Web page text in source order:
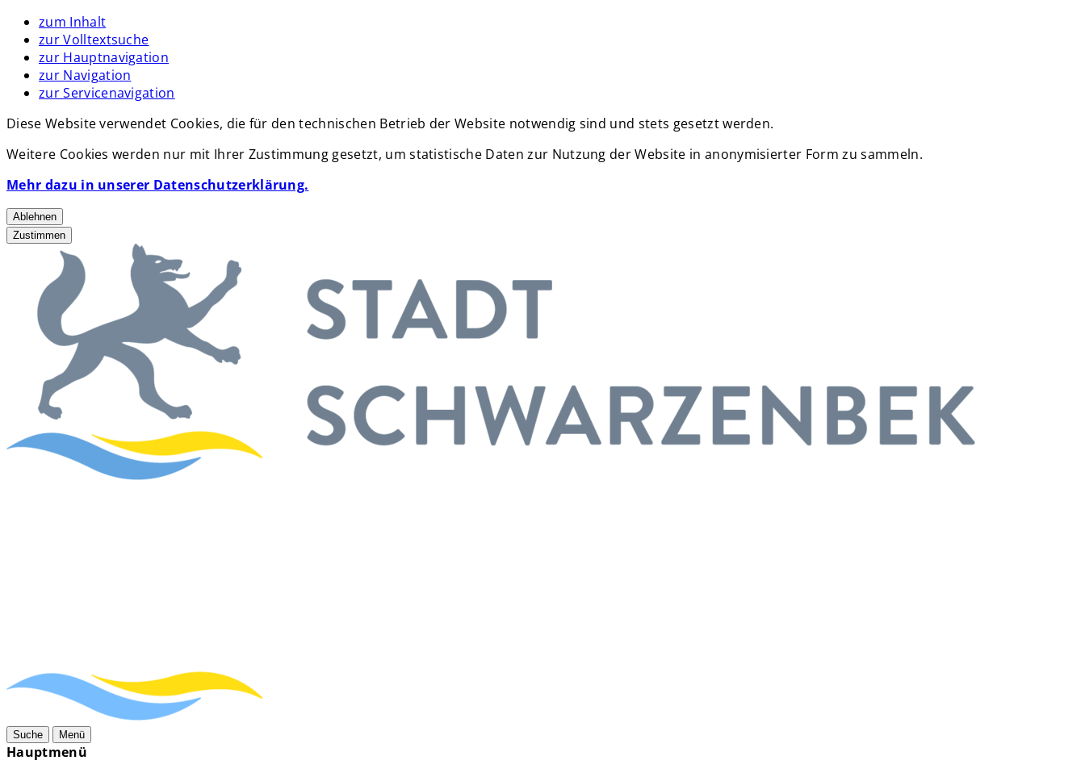
zum Inhalt
zur Volltextsuche
zur Hauptnavigation
zur Navigation
zur Servicenavigation
Diese Website verwendet Cookies, die für den technischen Betrieb der Website notwendig sind und stets gesetzt werden.
Weitere Cookies werden nur mit Ihrer Zustimmung gesetzt, um statistische Daten zur Nutzung der Website in anonymisierter Form zu sammeln.
Mehr dazu in unserer Datenschutzerklärung.
Ablehnen
Zustimmen
Suche Menü
Hauptmenü